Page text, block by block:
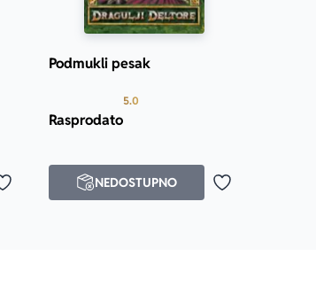
Dodaj u omiljene
Podmukli pesak
5.0
Rasprodato
Dodaj u
NEDOSTUPNO